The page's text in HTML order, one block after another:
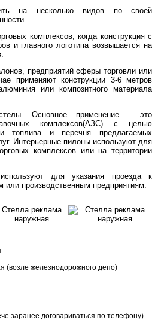
на несколько видов по своей
комплексов, когда конструкция с
и главного логотипа возвышается на
предприятий сферы торговли или
применяют конструкции 3-6 метров
или композитного материала
Основное применение – это
комплексов(АЗС) с целью
топлива и перечня предлагаемых
Интерьерные пилоны используют для
комплексов или на территории
для указания проезда к
или производственным предприятиям.
(возле железнодорожного депо)
заранее договариваться по телефону)